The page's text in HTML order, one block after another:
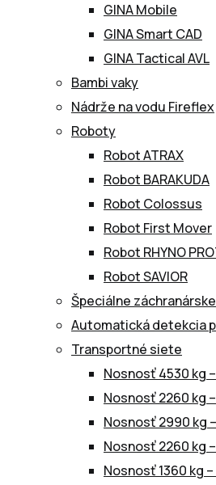
GINA Mobile
GINA Smart CAD
GINA Tactical AVL
Bambi vaky
Nádrže na vodu Fireflex
Roboty
Robot ATRAX
Robot BARAKUDA
Robot Colossus
Robot First Mover
Robot RHYNO
Robot SAVIOR
Špeciálne
Automatická detekcia
Transportné siete
Nosnosť 4530 kg
Nosnosť 2260 kg
Nosnosť 2990 kg
Nosnosť 2260 kg
Nosnosť 1360 kg –